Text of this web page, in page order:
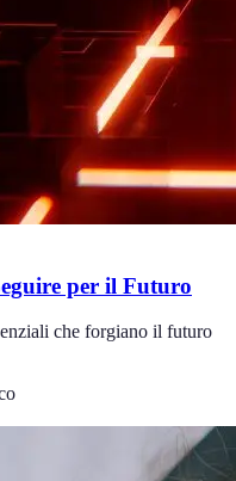
per il Futuro
che forgiano il futuro